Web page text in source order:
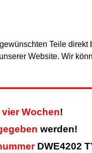
Teile
Website. Wir
Wochen!
werden!
DWE4202